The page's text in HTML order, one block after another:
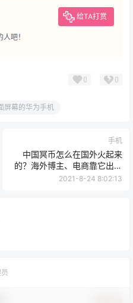
给TA打赏
吧！
0 0
屏幕的华为手机
手机
中国冥币怎么在国外火起来
的？海外博主、电商靠它出位
价格不便宜
2021-8-24 8:02:13